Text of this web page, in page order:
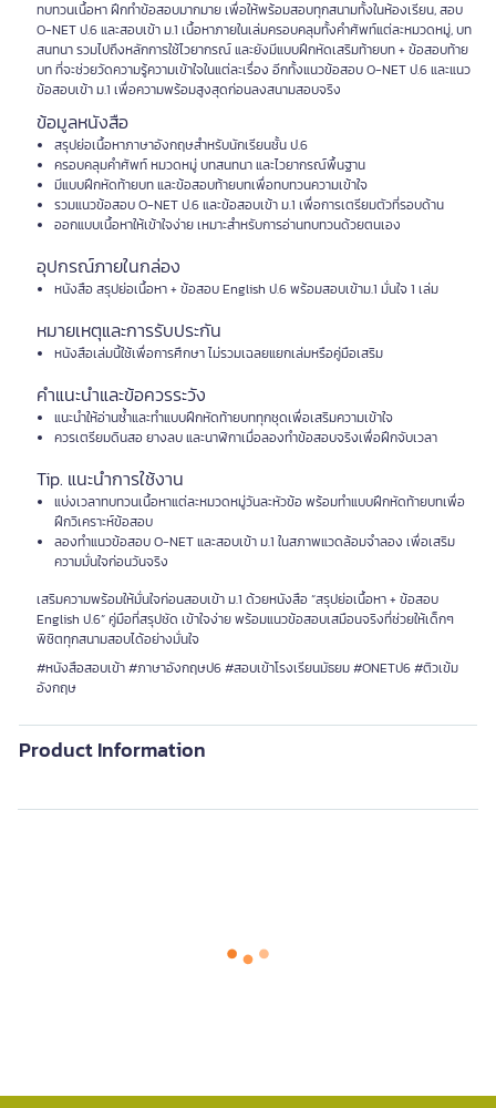
ทบทวนเนื้อหา ฝึกทำข้อสอบมากมาย เพื่อให้พร้อมสอบทุกสนามทั้งในห้องเรียน, สอบ
O-NET ป.6 และสอบเข้า ม.1 เนื้อหาภายในเล่มครอบคลุมทั้งคำศัพท์แต่ละหมวดหมู่, บท
สนทนา รวมไปถึงหลักการใช้ไวยากรณ์ และยังมีแบบฝึกหัดเสริมท้ายบท + ข้อสอบท้าย
บท ที่จะช่วยวัดความรู้ความเข้าใจในแต่ละเรื่อง อีกทั้งแนวข้อสอบ O-NET ป.6 และแนว
ข้อสอบเข้า ม.1 เพื่อความพร้อมสูงสุดก่อนลงสนามสอบจริง
ข้อมูลหนังสือ
สรุปย่อเนื้อหาภาษาอังกฤษสำหรับนักเรียนชั้น ป.6
ครอบคลุมคำศัพท์ หมวดหมู่ บทสนทนา และไวยากรณ์พื้นฐาน
มีแบบฝึกหัดท้ายบท และข้อสอบท้ายบทเพื่อทบทวนความเข้าใจ
รวมแนวข้อสอบ O-NET ป.6 และข้อสอบเข้า ม.1 เพื่อการเตรียมตัวที่รอบด้าน
ออกแบบเนื้อหาให้เข้าใจง่าย เหมาะสำหรับการอ่านทบทวนด้วยตนเอง
อุปกรณ์ภายในกล่อง
หนังสือ สรุปย่อเนื้อหา + ข้อสอบ English ป.6 พร้อมสอบเข้าม.1 มั่นใจ 1 เล่ม
หมายเหตุและการรับประกัน
หนังสือเล่มนี้ใช้เพื่อการศึกษา ไม่รวมเฉลยแยกเล่มหรือคู่มือเสริม
คำแนะนำและข้อควรระวัง
แนะนำให้อ่านซ้ำและทำแบบฝึกหัดท้ายบททุกชุดเพื่อเสริมความเข้าใจ
ควรเตรียมดินสอ ยางลบ และนาฬิกาเมื่อลองทำข้อสอบจริงเพื่อฝึกจับเวลา
Tip. แนะนำการใช้งาน
แบ่งเวลาทบทวนเนื้อหาแต่ละหมวดหมู่วันละหัวข้อ พร้อมทำแบบฝึกหัดท้ายบทเพื่อ
ฝึกวิเคราะห์ข้อสอบ
ลองทำแนวข้อสอบ O-NET และสอบเข้า ม.1 ในสภาพแวดล้อมจำลอง เพื่อเสริม
ความมั่นใจก่อนวันจริง
เสริมความพร้อมให้มั่นใจก่อนสอบเข้า ม.1 ด้วยหนังสือ “สรุปย่อเนื้อหา + ข้อสอบ
English ป.6” คู่มือที่สรุปชัด เข้าใจง่าย พร้อมแนวข้อสอบเสมือนจริงที่ช่วยให้เด็กๆ
พิชิตทุกสนามสอบได้อย่างมั่นใจ
#หนังสือสอบเข้า #ภาษาอังกฤษป6 #สอบเข้าโรงเรียนมัธยม #ONETป6 #ติวเข้ม
อังกฤษ
Product Information